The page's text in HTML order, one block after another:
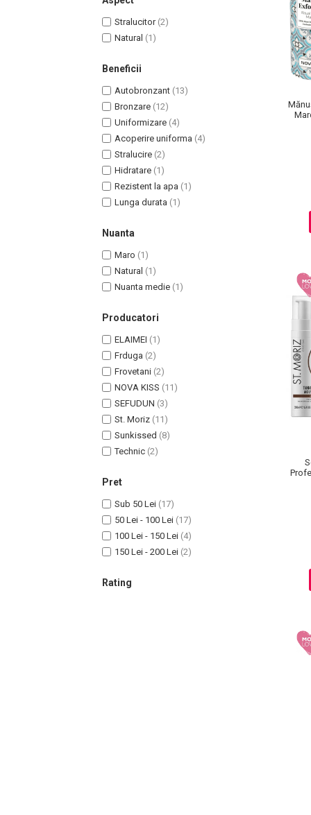
Sampoane Colorante
Stralucitor (2)
Natural (1)
Beneficii
Autobronzant (13)
Bronzare (12)
Uniformizare (4)
Acoperire uniforma (4)
Stralucire (2)
Hidratare (1)
Rezistent la apa (1)
Lunga durata (1)
Nuanta
Maro (1)
Natural (1)
Nuanta medie (1)
Producatori
ELAIMEI (1)
Frduga (2)
Frovetani (2)
NOVA KISS (11)
SEFUDUN (3)
St. Moriz (11)
Sunkissed (8)
Technic (2)
Pret
Sub 50 Lei (17)
50 Lei - 100 Lei (17)
100 Lei - 150 Lei (4)
150 Lei - 200 Lei (2)
Rating
Ulei